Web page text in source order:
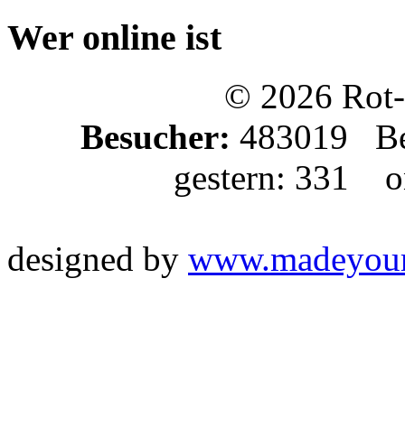
Wer online ist
© 2026
Besucher: 483019
gestern: 331
designed by